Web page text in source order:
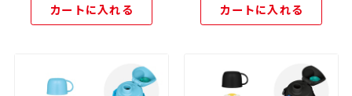
カートに入れる カートに入れる